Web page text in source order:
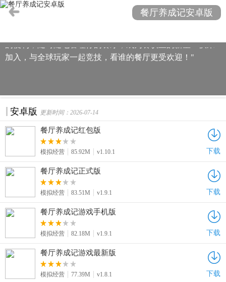
厅帝国。从烹饪佳肴到管理员工，每个细节都充满乐趣。无
论是策略布局、菜品创新，还是顾客服务，都能体验到经营
的便利，随时随地管理你的餐厅，成为餐饮业的新星！快来
加入，与全球玩家一起竞技，看谁的餐厅更受欢迎！"
餐厅养成记安卓版
安卓版 更新时间：2026-07-14
餐厅养成记红包版
模拟经营 85.92M v1.10.1 下载
餐厅养成记正式版
模拟经营 83.51M v1.9.1 下载
餐厅养成记游戏手机版
模拟经营 82.18M v1.9.1 下载
餐厅养成记游戏最新版
模拟经营 77.39M v1.8.1 下载